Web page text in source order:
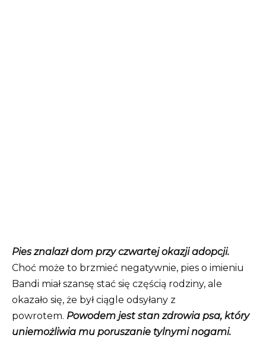
Pies znalazł dom przy czwartej okazji adopcji.
Choć może to brzmieć negatywnie, pies o imieniu
Bandi miał szansę stać się częścią rodziny, ale
okazało się, że był ciągle odsyłany z
powrotem. Powodem jest stan zdrowia psa, który
uniemożliwia mu poruszanie tylnymi nogami.